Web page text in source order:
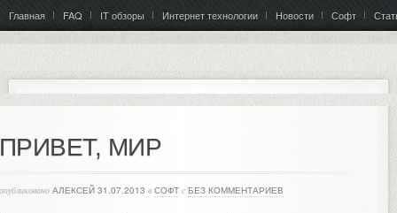
Главная FAQ IT обзоры Интернет технологии Новости Софт
МИР
АЛЕКСЕЙ 31.07.2013 в СОФТ с БЕЗ КОММЕНТАРИЕВ